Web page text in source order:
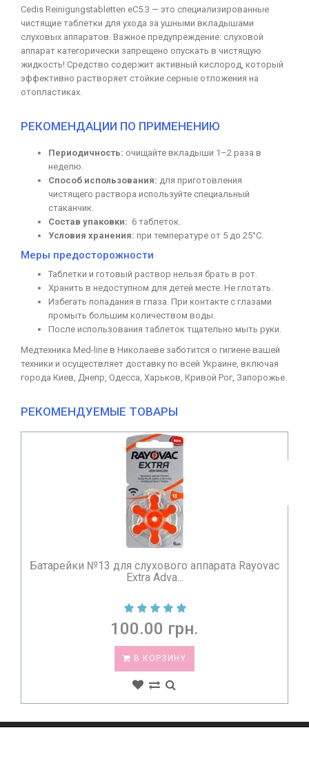
Cedis Reinigungstabletten eC5.3 — это специализированные
чистящие таблетки для ухода за ушными вкладышами
слуховых аппаратов. Важное предупреждение: слуховой
аппарат категорически запрещено опускать в чистящую
жидкость! Средство содержит активный кислород, который
эффективно растворяет стойкие серные отложения на
отопластиках.
РЕКОМЕНДАЦИИ ПО ПРИМЕНЕНИЮ
Периодичность: очищайте вкладыши 1–2 раза в
неделю.
Способ использования: для приготовления
чистящего раствора используйте специальный
стаканчик.
Состав упаковки: 6 таблеток.
Условия хранения: при температуре от 5 до 25°C.
Меры предосторожности
Таблетки и готовый раствор нельзя брать в рот.
Хранить в недоступном для детей месте. Не глотать.
Избегать попадания в глаза. При контакте с глазами
промыть большим количеством воды.
После использования таблеток тщательно мыть руки.
Медтехника Med-line в Николаеве заботится о гигиене вашей
техники и осуществляет доставку по всей Украине, включая
города Киев, Днепр, Одесса, Харьков, Кривой Рог, Запорожье.
РЕКОМЕНДУЕМЫЕ ТОВАРЫ
Батарейки №675 для слухового аппарата Rayovac
Extra Adv...
100.00 грн.
В КОРЗИНУ